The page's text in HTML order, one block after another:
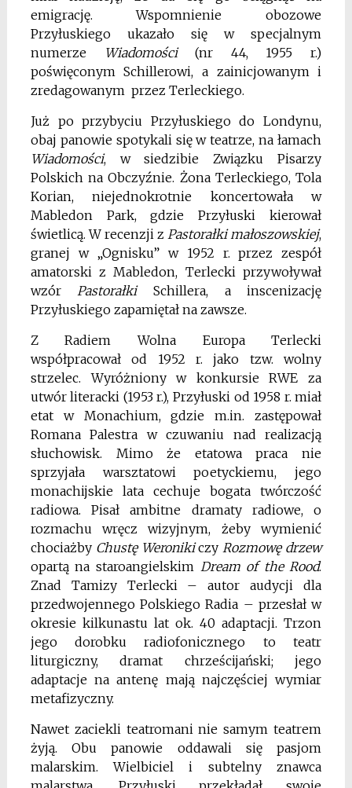
emigrację. Wspomnienie obozowe
Przyłuskiego ukazało się w specjalnym
numerze
Wiadomości(nr 44, 1955 r.)
poświęconym Schillerowi, a zainicjowanym i
zredagowanym przez Terleckiego.
Już po przybyciu Przyłuskiego do Londynu,
obaj panowie spotykali się w teatrze, na łamach
Wiadomości, w siedzibie Związku Pisarzy
Polskich na Obczyźnie. Żona Terleckiego, Tola
Korian, niejednokrotnie koncertowała w
Mabledon Park, gdzie Przyłuski kierował
świetlicą. W recenzji z Pastorałki małoszowskiej,
granej w „Ognisku” w 1952 r. przez zespół
amatorski z Mabledon, Terlecki przywoływał
wzór PastorałkiSchillera, a inscenizację
Przyłuskiego zapamiętał na zawsze.
Z Radiem Wolna Europa Terlecki
współpracował od 1952 r. jako tzw. wolny
strzelec. Wyróżniony w konkursie RWE za
utwór literacki (1953 r.), Przyłuski od 1958 r. miał
etat w Monachium, gdzie m.in. zastępował
Romana Palestra w czuwaniu nad realizacją
słuchowisk. Mimo że etatowa praca nie
sprzyjała warsztatowi poetyckiemu, jego
monachijskie lata cechuje bogata twórczość
radiowa. Pisał ambitne dramaty radiowe, o
rozmachu wręcz wizyjnym, żeby wymienić
chociażby ChustęWeronikiczy Rozmowędrzew
opartą na staroangielskim Dream of the Rood.
Znad Tamizy Terlecki – autor audycji dla
przedwojennego Polskiego Radia – przesłał w
okresie kilkunastu lat ok. 40 adaptacji. Trzon
jego dorobku radiofonicznego to teatr
liturgiczny, dramat chrześcijański; jego
adaptacje na antenę mają najczęściej wymiar
metafizyczny.
Nawet zaciekli teatromani nie samym teatrem
żyją. Obu panowie oddawali się pasjom
malarskim. Wielbiciel i subtelny znawca